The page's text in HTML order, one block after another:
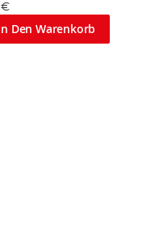
€
Den Warenkorb